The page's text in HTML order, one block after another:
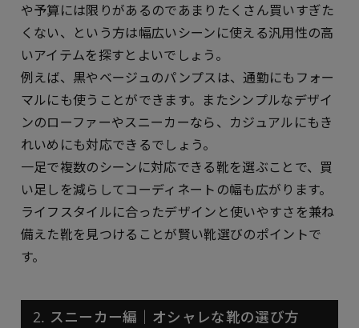
や予算には限りがあるのであまりたくさん買いすぎた
くない、という方は幅広いシーンに使える汎用性の高
いアイテムを探すとよいでしょう。
例えば、黒やベージュのパンプスは、通勤にもフォー
マルにも使うことができます。またシンプルなデザイ
ンのローファーやスニーカーなら、カジュアルにもき
れいめにも対応できるでしょう。
一足で複数のシーンに対応できる靴を選ぶことで、買
い足しを減らしてコーディネートの幅も広がります。
ライフスタイルに合ったデザインと使いやすさを兼ね
備えた靴を見つけることが賢い靴選びのポイントで
す。
2. スニーカー編｜オシャレな靴の選び方